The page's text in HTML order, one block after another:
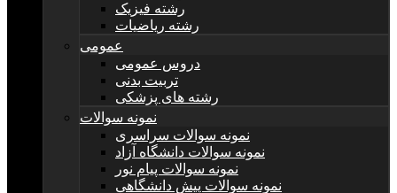
رشته فیزیک
رشته ریاضیات
عمومی
دروس عمومی
تربیت بدنی
رشته های پزشکی
نمونه سوالات
نمونه سوالات سراسری
نمونه سوالات دانشگاه آزاد
نمونه سوالات پیام نور
نمونه سوالات پیش دانشگاهی